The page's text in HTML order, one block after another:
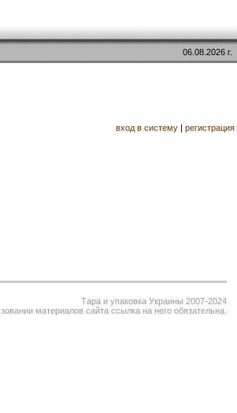
06.08.2026 г.
вход в систему | регистрация
Тара и упаковка Украины 2007-2024
материалов сайта ссылка на него обязательна.